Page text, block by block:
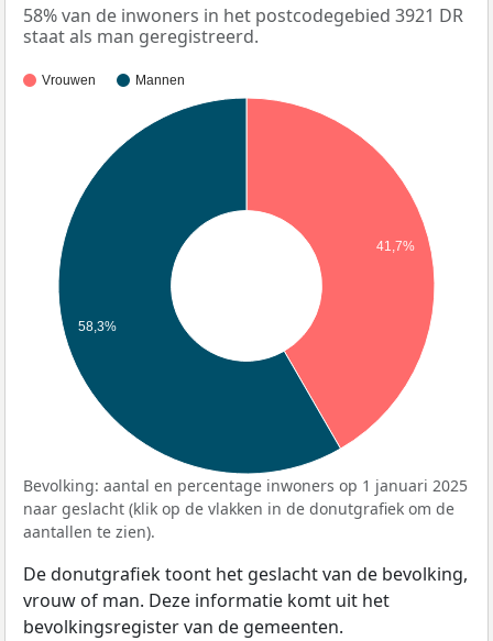
58% van de inwoners in het postcodegebied 3921 DR
staat als man geregistreerd.
Vrouwen Mannen
41,7%
58,3%
Bevolking: aantal en percentage inwoners op 1 januari 2025
naar geslacht (klik op de vlakken in de donutgrafiek om de
aantallen te zien).
De donutgrafiek toont het geslacht van de bevolking,
vrouw of man. Deze informatie komt uit het
bevolkingsregister van de gemeenten.